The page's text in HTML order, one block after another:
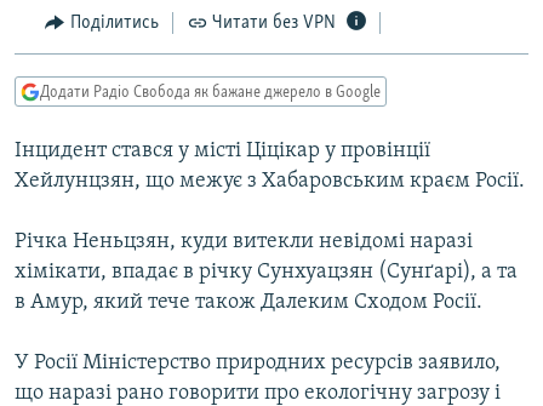
Перейти
до
пошуку
СУСПІЛЬСТВО
УКРАЇНА
ДОНБАС.РЕАЛІЇ
ТИ ЯК?
СХЕМИ
КИТАЙ.ВИКЛИКИ
МУЛЬТИМЕДІА
ФОТО
ПОДКАСТИ
Поділитись Читати без VPN
Додати Радіо Свобода як бажане джерело в Google
Інцидент стався у місті Ціцікар у провінції
Хейлунцзян, що межує з Хабаровським краєм Росії.
Річка Неньцзян, куди витекли невідомі наразі
хімікати, впадає в річку Сунхуацзян (Сунґарі), а та
в Амур, який тече також Далеким Сходом Росії.
У Росії Міністерство природних ресурсів заявило,
що наразі рано говорити про екологічну загрозу і